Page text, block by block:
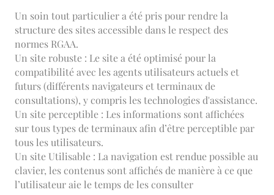
Un soin tout particulier a été pris pour rendre la
structure des sites accessible dans le respect des
normes RGAA.
Un site robuste : Le site a été optimisé pour la
compatibilité avec les agents utilisateurs actuels et
futurs (différents navigateurs et terminaux de
consultations), y compris les technologies d'assistance.
Un site perceptible : Les informations sont affichées
sur tous types de terminaux afin d’être perceptible par
tous les utilisateurs.
Un site Utilisable : La navigation est rendue possible au
clavier, les contenus sont affichés de manière à ce que
l’utilisateur aie le temps de les consulter